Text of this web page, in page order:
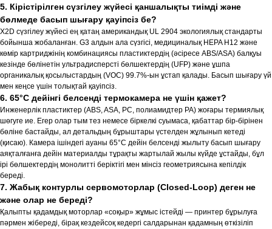
5. Кірістірілген сүзгілеу жүйесі қаншалықты тиімді және
бөлмеде басып шығару қауіпсіз бе?
X2D сүзгілеу жүйесі ең қатаң американдық UL 2904 экологиялық стандарты
бойынша жобаланған. G3 алдын ала сүзгісі, медициналық HEPA H12 және
көмір картриджінің комбинациясы пластиктердің (әсіресе ABS/ASA) балқуы
кезінде бөлінетін ультрадисперсті бөлшектердің (UFP) және ұшпа
органикалық қосылыстардың (VOC) 99.7%-ын ұстап қалады. Басып шығару үй
мен кеңсе үшін толықтай қауіпсіз.
6. 65°C дейінгі белсенді термокамера не үшін қажет?
Инженерлік пластиктер (ABS, ASA, PC, полиамидтер PA) жоғары термиялық
шөгуге ие. Егер олар тым тез немесе біркелкі суымаса, қабаттар бір-бірінен
бөліне бастайды, ал детальдың бұрыштары үстелден жұлынып кетеді
(қисаю). Камера ішіндегі ауаны 65°C дейін белсенді жылыту басып шығару
аяқталғанға дейін материалды тұрақты жартылай жылы күйде ұстайды, бұл
ірі бөлшектердің монолитті беріктігі мен мінсіз геометриясына кепілдік
береді.
7. Жабық контурлы сервомоторлар (Closed-Loop) деген не
және олар не береді?
Қалыпты қадамдық моторлар «соқыр» жұмыс істейді — принтер бұрылуға
пәрмен жібереді, бірақ кездейсоқ кедергі салдарынан қадамның өткізіліп